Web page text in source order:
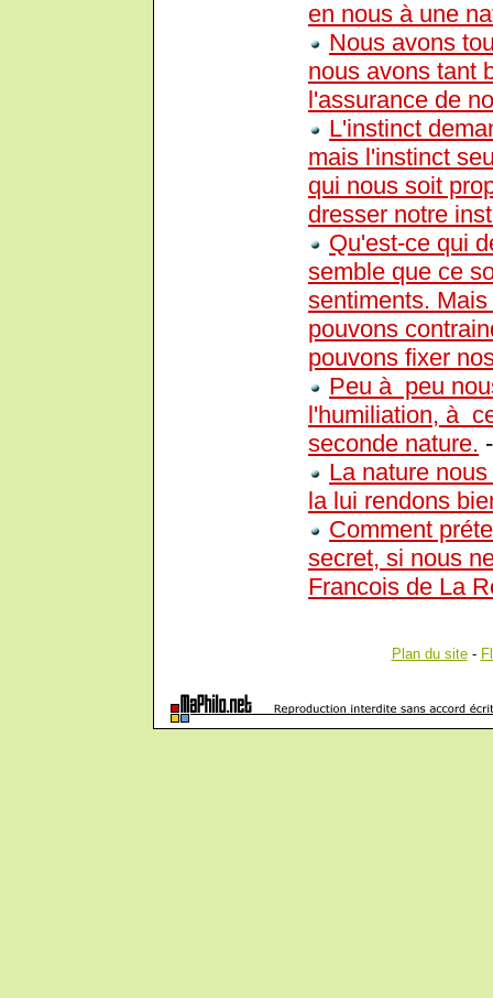
en nous à une
Nous avons
nous avons tant
l'assurance de
L'instinct
mais l'instinct
qui nous soit
dresser notre
Qu'est-ce qui
semble que ce
sentiments.
pouvons
pouvons fixer
Peu à peu
l'humiliation, à
seconde nature.
La nature
la lui rendons
Comment
secret, si nous
Francois de La
Plan du site-